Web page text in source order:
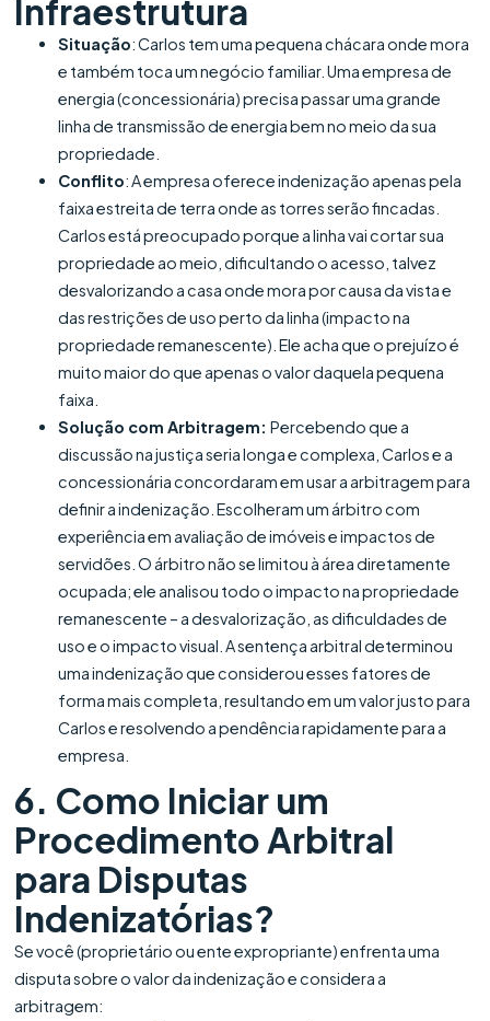
Infraestrutura
Situação: Carlos tem uma pequena chácara onde mora
e também toca um negócio familiar. Uma empresa de
energia (concessionária) precisa passar uma grande
linha de transmissão de energia bem no meio da sua
propriedade.
Conflito: A empresa oferece indenização apenas pela
faixa estreita de terra onde as torres serão fincadas.
Carlos está preocupado porque a linha vai cortar sua
propriedade ao meio, dificultando o acesso, talvez
desvalorizando a casa onde mora por causa da vista e
das restrições de uso perto da linha (impacto na
propriedade remanescente). Ele acha que o prejuízo é
muito maior do que apenas o valor daquela pequena
faixa.
Solução com Arbitragem:Percebendo que a
discussão na justiça seria longa e complexa, Carlos e a
concessionária concordaram em usar a arbitragem para
definir a indenização. Escolheram um árbitro com
experiência em avaliação de imóveis e impactos de
servidões. O árbitro não se limitou à área diretamente
ocupada; ele analisou todo o impacto na propriedade
remanescente – a desvalorização, as dificuldades de
uso e o impacto visual. A sentença arbitral determinou
uma indenização que considerou esses fatores de
forma mais completa, resultando em um valor justo para
Carlos e resolvendo a pendência rapidamente para a
empresa.
6. Como Iniciar um
Procedimento Arbitral
para Disputas
Indenizatórias?
Se você (proprietário ou ente expropriante) enfrenta uma
disputa sobre o valor da indenização e considera a
arbitragem: